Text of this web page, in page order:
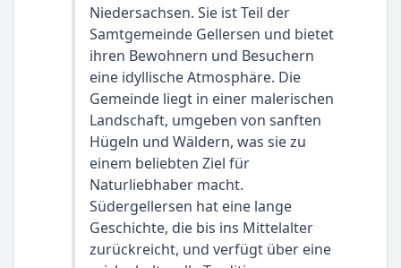
Niedersachsen. Sie ist Teil der
Samtgemeinde Gellersen und bietet
ihren Bewohnern und Besuchern
eine idyllische Atmosphäre. Die
Gemeinde liegt in einer malerischen
Landschaft, umgeben von sanften
Hügeln und Wäldern, was sie zu
einem beliebten Ziel für
Naturliebhaber macht.
Südergellersen hat eine lange
Geschichte, die bis ins Mittelalter
zurückreicht, und verfügt über eine